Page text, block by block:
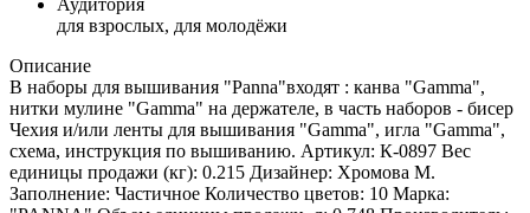
для взрослых, для молодёжи
Описание
В наборы для вышивания "Panna"входят : канва "Gamma",
нитки мулине "Gamma" на держателе, в часть наборов - бисер
Чехия и/или ленты для вышивания "Gamma", игла "Gamma",
схема, инструкция по вышиванию. Артикул: К-0897 Вес
единицы продажи (кг): 0.215 Дизайнер: Хромова М.
Заполнение: Частичное Количество цветов: 10 Марка: